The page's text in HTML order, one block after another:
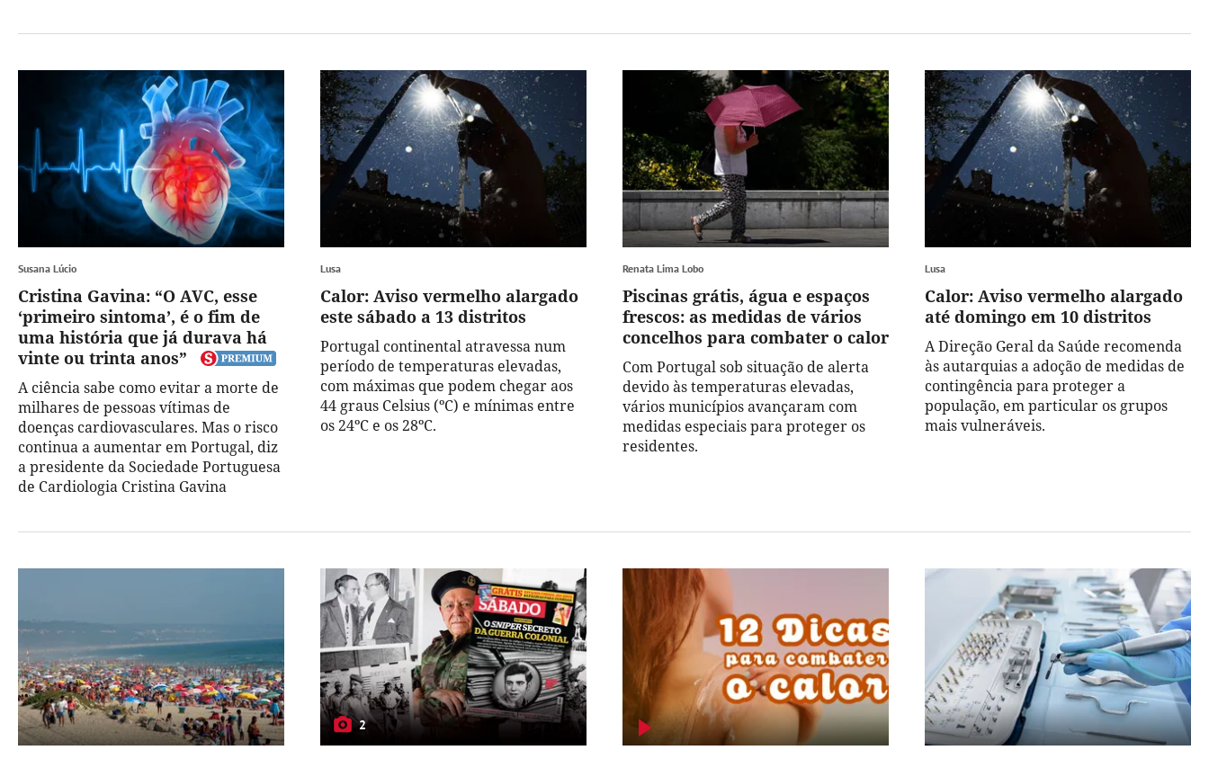
Susana Lúcio
Cristina Gavina: “O AVC, esse
‘primeiro sintoma’, é o fim de
uma história que já durava há
vinte ou trinta anos”
A ciência sabe como evitar a morte de
milhares de pessoas vítimas de
doenças cardiovasculares. Mas o risco
continua a aumentar em Portugal, diz
a presidente da Sociedade Portuguesa
de Cardiologia Cristina Gavina
Lusa
Calor: Aviso vermelho alargado
este sábado a 13 distritos
Portugal continental atravessa num
período de temperaturas elevadas,
com máximas que podem chegar aos
44 graus Celsius (ºC) e mínimas entre
os 24ºC e os 28ºC.
Renata Lima Lobo
Piscinas grátis, água e espaços
frescos: as medidas de vários
concelhos para combater o calor
Com Portugal sob situação de alerta
devido às temperaturas elevadas,
vários municípios avançaram com
medidas especiais para proteger os
residentes.
Lusa
Calor: Aviso vermelho alargado
até domingo em 10 distritos
A Direção Geral da Saúde recomenda
às autarquias a adoção de medidas de
contingência para proteger a
população, em particular os grupos
mais vulneráveis.
2